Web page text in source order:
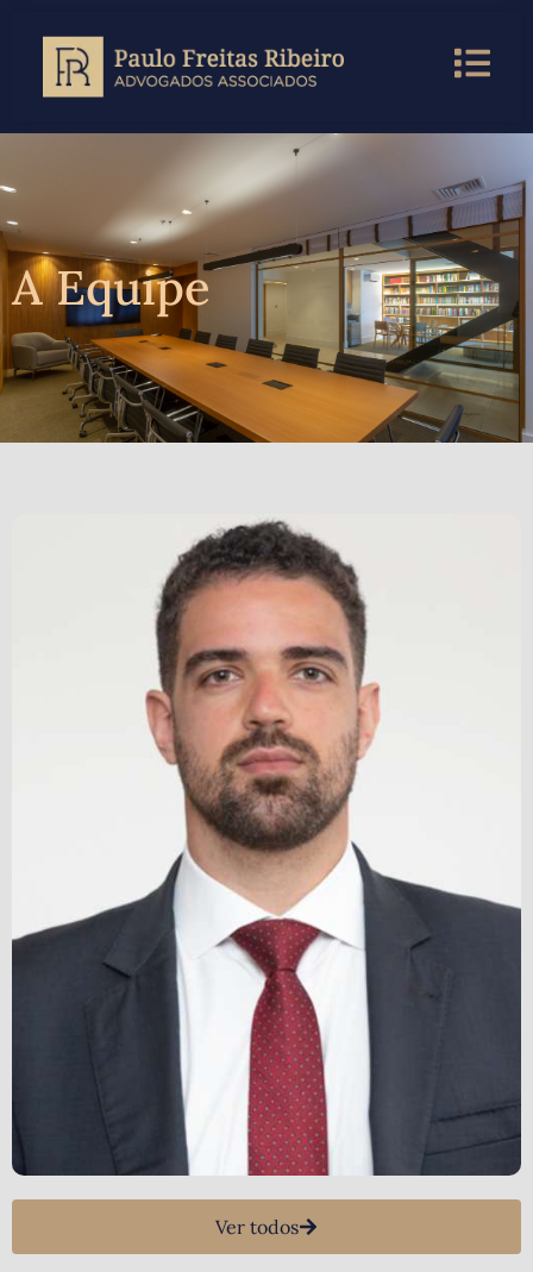
A Equipe
Ver todos